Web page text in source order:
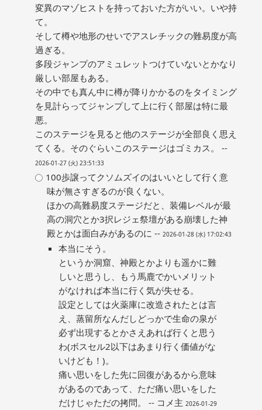
変異のマゾヒストを持っておいた方がいい。いや持
て。
そして樽や地形のせいでアスレチックの難易度が高
過ぎる。
多段ジャンプのアミュレットつけていないとかなり
厳しい部屋もある。
その中でも真ん中に樽が降りかかるのをタイミング
を見計らってジャンプして上に行く部屋は特に最
悪。
このステージを見ると他のステージが全部良く思え
てくる。そのぐらいこのステージはゴミカス。 --
2026-01-27 (火) 23:51:33
100歩譲ってクソムズイのはいいとして行く意
味が無さすぎるのが良くない。
ほかの高難易度ステージだと、装備レベルが最
高の洞穴とか3択レジェ祭壇がある崩壊した神
殿とかは面白みがあるのに -- 2026-01-28 (水) 17:02:43
本当にそう。
というか洞窟、神殿とかよりも遥かに難
しいと思うし、もう馬鹿でかいメリット
がなければ本当に行く気が失せる。
設定としては火薬庫に改造されたとは言
え、蒸留所なんだしどっかで生命の泉が
必ず出現するとかさえあれば行くと思う
わ(ボスセル2以下はあまり行く価値がな
いけども！)。
痛い思いをした先に回復があるから意味
があるのであって、ただ痛い思いをした
だけじゃただの拷問。 -- コメ主 2026-01-29